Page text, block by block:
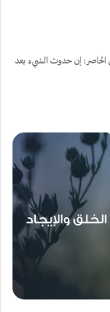
الحاصر: إن حدوث الشيء بعد